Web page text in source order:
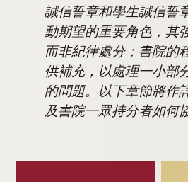
誠信誓章和學生誠信誓
動期望的重要角色，其
而非紀律處分；書院的
供補充，以處理一小部
的問題。以下章節將作
及書院一眾持分者如何